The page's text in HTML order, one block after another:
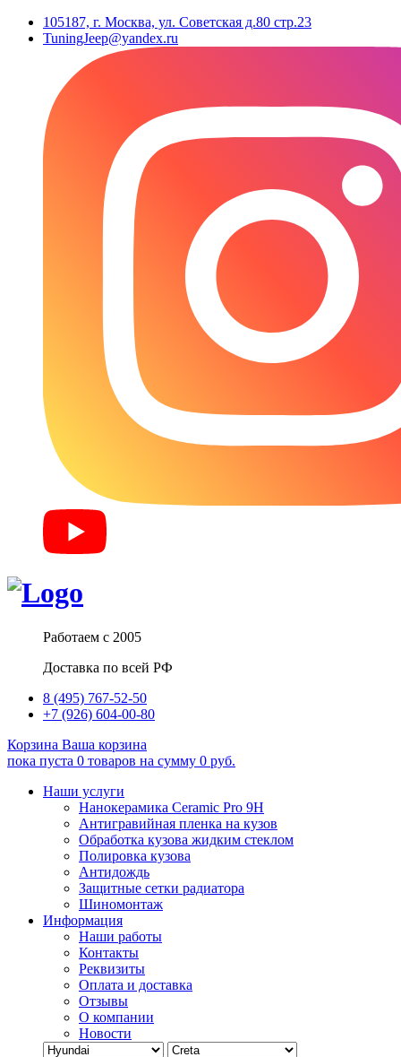
105187, г. Москва, ул. Советская д.80 стр.23
TuningJeep@yandex.ru
Работаем с 2005
Доставка по всей РФ
8 (495) 767-52-50
+7 (926) 604-00-80
Корзина Ваша корзина
пока пуста 0 товаров на сумму 0 руб.
Наши услуги
Нанокерамика Ceramic Pro 9H
Антигравийная пленка на кузов
Обработка кузова жидким стеклом
Полировка кузова
Антидождь
Защитные сетки радиатора
Шиномонтаж
Информация
Наши работы
Контакты
Реквизиты
Оплата и доставка
Отзывы
О компании
Новости